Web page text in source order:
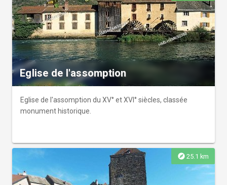
Eglise de l'assomption
Eglise de l'assomption du XV° et XVI° siècles, classée
monument historique.
explore 25.1 km